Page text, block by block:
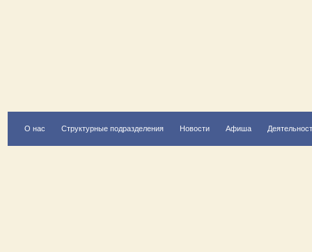
О нас Структурные подразделения Новости Афиша